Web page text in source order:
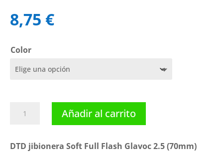
8,75 €
Color
jibionera
Full
Añadir al carrito
DTD jibionera Soft Full Flash Glavoc 2.5 (70mm)